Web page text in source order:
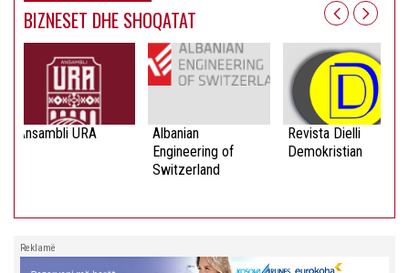
BIZNESET DHE SHOQATAT
Ansambli URA
Albanian
Engineering of
Switzerland
Revista Dielli
Demokristian
Reklamë